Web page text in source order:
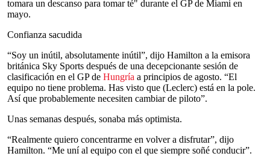
tomara un descanso para tomar té" durante el GP de Miami en
mayo.
Confianza sacudida
“Soy un inútil, absolutamente inútil”, dijo Hamilton a la emisora
británica Sky Sports después de una decepcionante sesión de
clasificación en el GP de Hungría a principios de agosto. “El
equipo no tiene problema. Has visto que (Leclerc) está en la pole.
Así que probablemente necesiten cambiar de piloto”.
Unas semanas después, sonaba más optimista.
“Realmente quiero concentrarme en volver a disfrutar”, dijo
Hamilton. “Me uní al equipo con el que siempre soñé conducir”.